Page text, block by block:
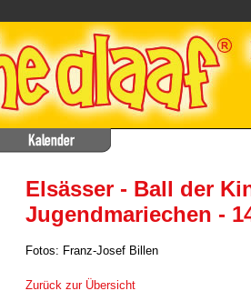
Elsässer - Ball der
Jugendmariechen -
Fotos: Franz-Josef Billen
Zurück zur Übersicht